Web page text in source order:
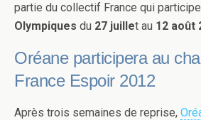
partie du collectif France qui
Olympiques du 27 juillet au 12 août
Oréane participera au
France Espoir 2012
Après trois semaines de reprise,